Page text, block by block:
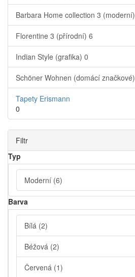
Barbara Home collection 3 (moderní)
Florentine 3 (přírodní) 6
Indian Style (grafika) 0
Schöner Wohnen (domácí značkové)
Tapety Erismann
0
Filtr
Typ
Moderní (6)
Barva
Bílá (2)
Béžová (2)
Červená (1)